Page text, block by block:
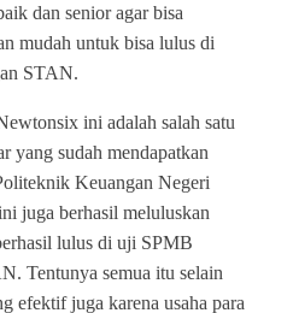
dan senior agar bisa
mudah untuk bisa lulus di
STAN.
ini adalah salah satu
yang sudah mendapatkan
Keuangan Negeri
juga berhasil meluluskan
lulus di uji SPMB
Tentunya semua itu selain
efektif juga karena usaha para